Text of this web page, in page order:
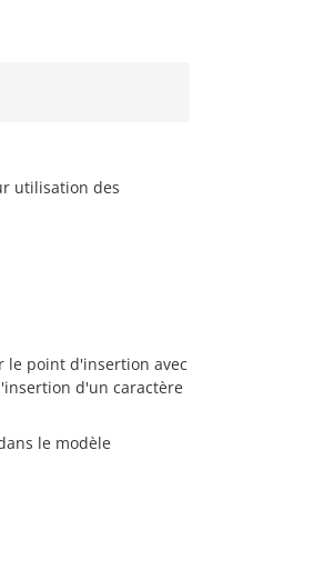
utilisation des
le point d'insertion avec
d'un caractère
le modèle